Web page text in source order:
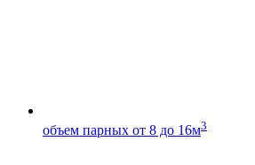
объем парных от 8 до 16м3